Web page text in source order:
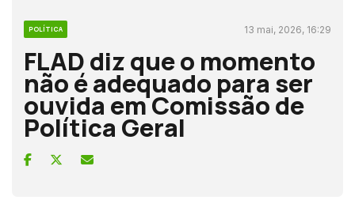
POLÍTICA 13 mai, 2026, 16:29
FLAD diz que o momento
não é adequado para ser
ouvida em Comissão de
Política Geral